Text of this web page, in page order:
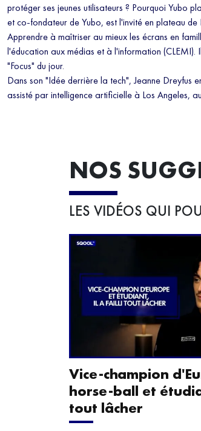
protéger ses jeunes utilisateurs ? Pourquoi Yubo
et co-fondateur de Yubo, est l'invité en plateau
Apprendre à maîtriser au mieux les écrans en
l'éducation aux médias et à l'information (CLEMI).
"Focus" du jour.
Dans son "Idée derrière la tech", Jeanne Dreyfus
assisté par intelligence artificielle à Los Angeles,
NOS
LES VIDÉOS QUI
Vice-champion
horse-ball et
tout lâcher